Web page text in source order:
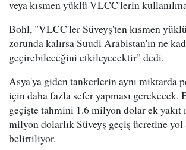
veya kısmen yüklü VLCC'lerin
Bohl, "VLCC'ler Süveyş'ten kısmen
zorunda kalırsa Suudi Arabistan'ın ne
geçirebileceğini etkileyecektir" dedi.
Asya'ya giden tankerlerin aynı miktarda
için daha fazla sefer yapması gerekecek.
geçişte tahmini 1.6 milyon dolar ek yakıt
milyon dolarlık Süveyş geçiş ücretine yol
belirtiliyor.